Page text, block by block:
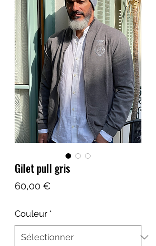
Gilet pull gris
60,00 €
Couleur *